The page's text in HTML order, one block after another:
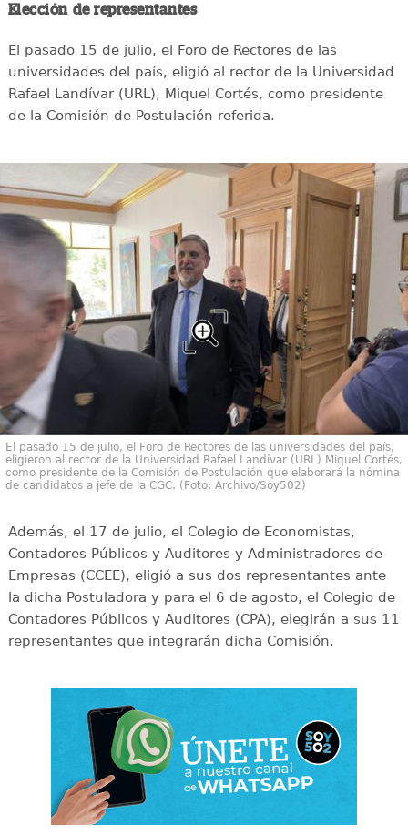
Elección de representantes
El pasado 15 de julio, el Foro de Rectores de las
universidades del país, eligió al rector de la Universidad
Rafael Landívar (URL), Miquel Cortés, como presidente
de la Comisión de Postulación referida.
El pasado 15 de julio, el Foro de Rectores de las universidades del país,
eligieron al rector de la Universidad Rafael Landívar (URL) Miquel Cortés,
como presidente de la Comisión de Postulación que elaborará la nómina
de candidatos a jefe de la CGC. (Foto: Archivo/Soy502)
Además, el 17 de julio, el Colegio de Economistas,
Contadores Públicos y Auditores y Administradores de
Empresas (CCEE), eligió a sus dos representantes ante
la dicha Postuladora y para el 6 de agosto, el Colegio de
Contadores Públicos y Auditores (CPA), elegirán a sus 11
representantes que integrarán dicha Comisión.